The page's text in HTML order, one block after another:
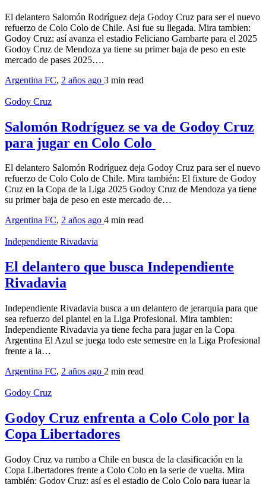
El delantero Salomón Rodríguez deja Godoy Cruz para ser el nuevo
refuerzo de Colo Colo de Chile. Asi fue su llegada. Mira tambien:
Godoy Cruz: así avanza el estadio Feliciano Gambarte para el 2025
Godoy Cruz de Mendoza ya tiene su primer baja de peso en este
mercado de pases 2025….
Argentina FC, 2 años ago 3 min read
Godoy Cruz
Salomón Rodríguez se va de Godoy Cruz
para jugar en Colo Colo
El delantero Salomón Rodríguez deja Godoy Cruz para ser el nuevo
refuerzo de Colo Colo de Chile. Mira también: El fixture de Godoy
Cruz en la Copa de la Liga 2025 Godoy Cruz de Mendoza ya tiene
su primer baja de peso en este mercado de…
Argentina FC, 2 años ago 4 min read
Independiente Rivadavia
El delantero que busca Independiente
Rivadavia
Independiente Rivadavia busca a un delantero de jerarquia para que
sea refuerzo del plantel en la Liga Profesional. Mira tambien:
Independiente Rivadavia ya tiene fecha para jugar en la Copa
Argentina El Azul se juega todo este semestre en la Liga Profesional
frente a la…
Argentina FC, 2 años ago 2 min read
Godoy Cruz
Godoy Cruz enfrenta a Colo Colo por la
Copa Libertadores
Godoy Cruz va rumbo a Chile en busca de la clasificación en la
Copa Libertadores frente a Colo Colo en la serie de vuelta. Mira
también: Godoy Cruz: así es el estadio de Colo Colo para jugar la